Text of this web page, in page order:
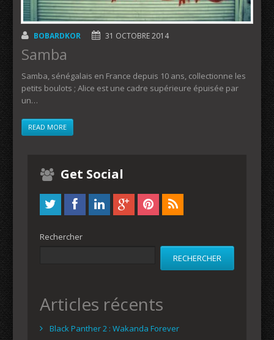
BOBARDKOR 31 OCTOBRE 2014
Samba
Samba, sénégalais en France depuis 10 ans, collectionne les
petits boulots ; Alice est une cadre supérieure épuisée par
un…
READ MORE
Get Social
Rechercher
RECHERCHER
Articles récents
Black Panther 2 : Wakanda Forever